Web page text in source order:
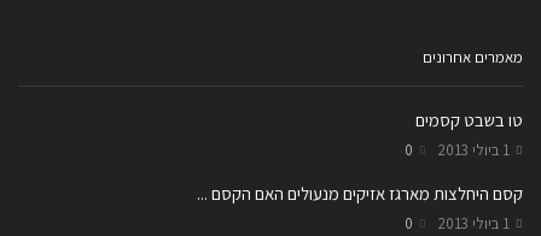
מאמרים אחרונים
טו בשבט קסמים
1 ביולי 2013 0
קסם היחלצות מארגז אזיקים מנעולים האם הקסם ...
1 ביולי 2013 0